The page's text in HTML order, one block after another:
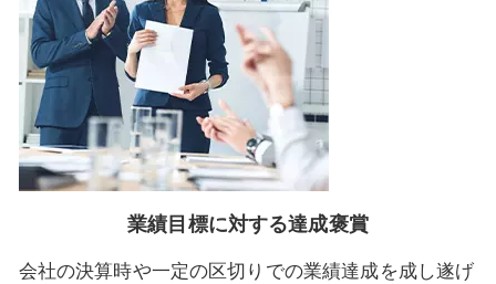
業績目標に対する達成褒賞
会社の決算時や一定の区切りでの業績達成を成し遂げ